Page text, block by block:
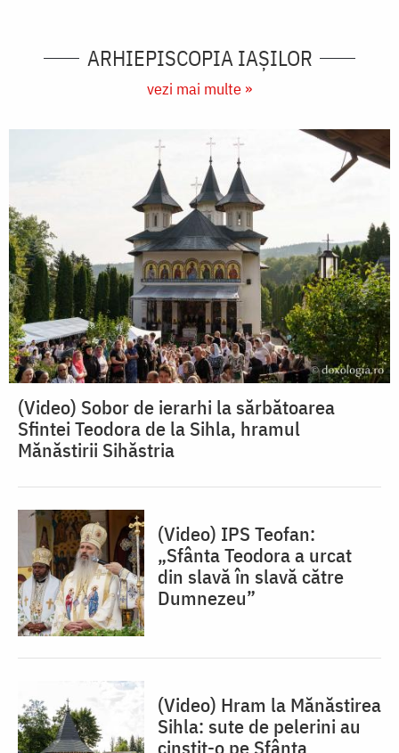
ARHIEPISCOPIA IAŞILOR
vezi mai multe »
(Video) Sobor de ierarhi la sărbătoarea
Sfintei Teodora de la Sihla, hramul
Mănăstirii Sihăstria
(Video) IPS Teofan:
„Sfânta Teodora a urcat
din slavă în slavă către
Dumnezeu”
(Video) Hram la Mănăstirea
Sihla: sute de pelerini au
cinstit-o pe Sfânta